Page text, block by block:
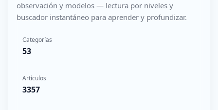
observación y modelos — lectura por niveles y
buscador instantáneo para aprender y profundizar.
Categorías
53
Artículos
3357